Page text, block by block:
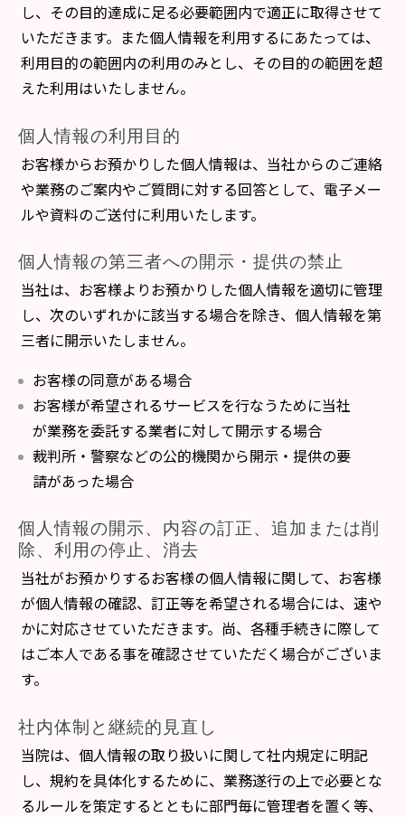
し、その目的達成に足る必要範囲内で適正に取得させて
いただきます。また個人情報を利用するにあたっては、
利用目的の範囲内の利用のみとし、その目的の範囲を超
えた利用はいたしません。
個人情報の利用目的
お客様からお預かりした個人情報は、当社からのご連絡
や業務のご案内やご質問に対する回答として、電子メー
ルや資料のご送付に利用いたします。
個人情報の第三者への開示・提供の禁止
当社は、お客様よりお預かりした個人情報を適切に管理
し、次のいずれかに該当する場合を除き、個人情報を第
三者に開示いたしません。
お客様の同意がある場合
お客様が希望されるサービスを行なうために当社
が業務を委託する業者に対して開示する場合
裁判所・警察などの公的機関から開示・提供の要
請があった場合
個人情報の開示、内容の訂正、追加または削
除、利用の停止、消去
当社がお預かりするお客様の個人情報に関して、お客様
が個人情報の確認、訂正等を希望される場合には、速や
かに対応させていただきます。尚、各種手続きに際して
はご本人である事を確認させていただく場合がございま
す。
社内体制と継続的見直し
当院は、個人情報の取り扱いに関して社内規定に明記
し、規約を具体化するために、業務遂行の上で必要とな
るルールを策定するとともに部門毎に管理者を置く等、